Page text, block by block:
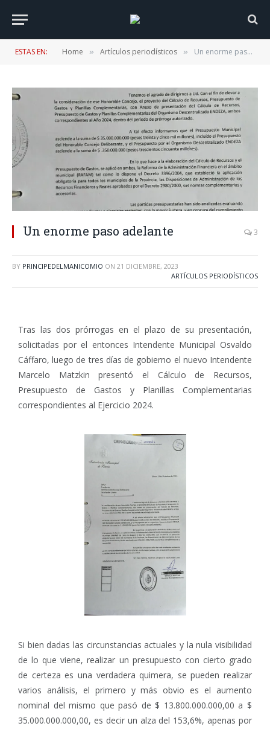
ESTAS EN: Home » Artículos periodísticos » Un enorme paso adelante
Un enorme paso adelante 3
BY PRINCIPEDELMANICOMIO ON 21 DICIEMBRE, 2023
ARTÍCULOS PERIODÍSTICOS
Tras las dos prórrogas en el plazo de su presentación,
solicitadas por el entonces Intendente Municipal Osvaldo
Cáffaro, luego de tres días de gobierno el nuevo Intendente
Marcelo Matzkin presentó el Cálculo de Recursos,
Presupuesto de Gastos y Planillas Complementarias
correspondientes al Ejercicio 2024.
Si bien dadas las circunstancias actuales y la nula visibilidad
de lo que viene, realizar un presupuesto con cierto grado
de certeza es una verdadera quimera, se pueden realizar
varios análisis, el primero y más obvio es el aumento
nominal del mismo que pasó de $ 13.800.000.000,00 a $
35.000.000.000,00, es decir un alza del 153,6%, apenas por